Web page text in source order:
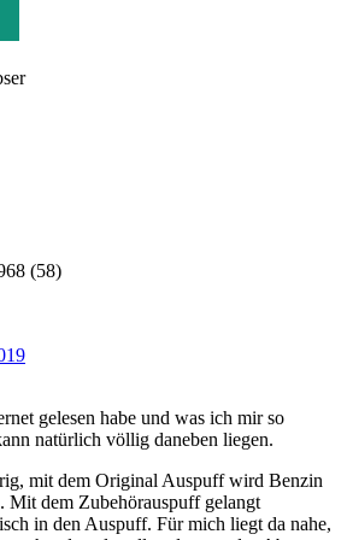
(58)
gelesen habe und was ich mir so
natürlich völlig daneben liegen.
mit dem Original Auspuff wird Benzin
Mit dem Zubehörauspuff gelangt
in den Auspuff. Für mich liegt da nahe,